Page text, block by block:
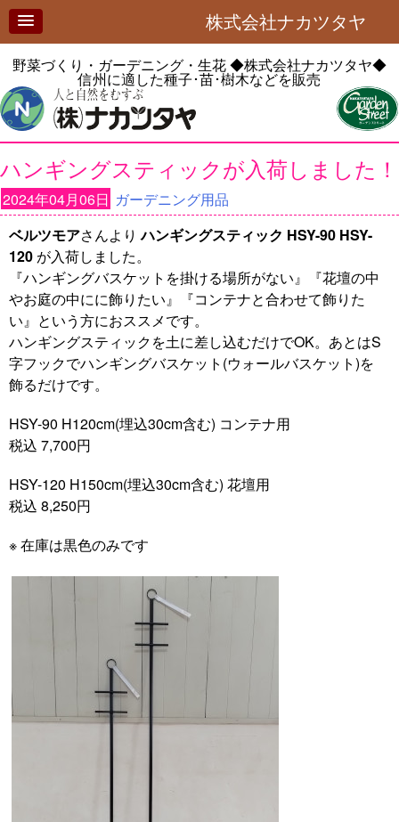
株式会社ナカツタヤ
野菜づくり・ガーデニング・生花◆株式会社ナカツタヤ◆
信州に適した種子･苗･樹木などを販売
ハンギングスティックが入荷しました！
2024年04月06日 ガーデニング用品
ベルツモアさんよりハンギングスティック HSY-90 HSY-
120 が入荷しました。
『ハンギングバスケットを掛ける場所がない』『花壇の中
やお庭の中にに飾りたい』『コンテナと合わせて飾りた
い』という方におススメです。
ハンギングスティックを土に差し込むだけでOK。あとはS
字フックでハンギングバスケット(ウォールバスケット)を
飾るだけです。
HSY-90 H120cm(埋込30cm含む) コンテナ用
税込 7,700円
HSY-120 H150cm(埋込30cm含む) 花壇用
税込 8,250円
※ 在庫は黒色のみです